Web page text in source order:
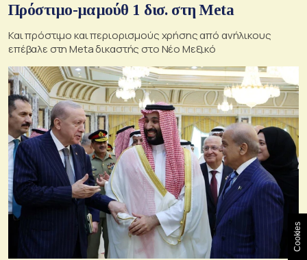
Πρόστιμο-μαμούθ 1 δισ. στη Meta
Και πρόστιμο και περιορισμούς χρήσης από ανήλικους
επέβαλε στη Meta δικαστής στο Νέο Μεξικό
Cookies